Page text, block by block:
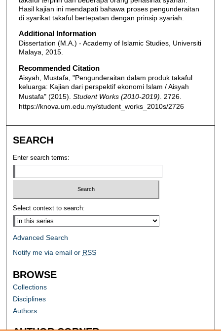
Hasil kajian ini mendapati bahawa proses pengunderaitan
di syarikat takaful bertepatan dengan prinsip syariah.
Additional Information
Dissertation (M.A.) - Academy of Islamic Studies, Universiti
Malaya, 2015.
Recommended Citation
Aisyah, Mustafa, "Pengunderaitan dalam produk takaful
keluarga: Kajian dari perspektif ekonomi Islam / Aisyah
Mustafa" (2015). Student Works (2010-2019) . 2726.
https://knova.um.edu.my/student_works_2010s/2726
SEARCH
Enter search terms:
Select context to search:
Advanced Search
Notify me via email or RSS
BROWSE
Collections
Disciplines
Authors
AUTHOR CORNER